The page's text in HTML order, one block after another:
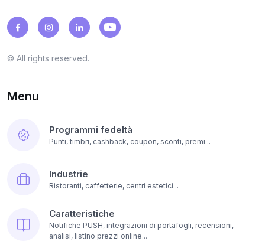
© All rights reserved.
Menu
Programmi fedeltà
Punti, timbri, cashback, coupon, sconti, premi...
Industrie
Ristoranti, caffetterie, centri estetici...
Caratteristiche
Notifiche PUSH, integrazioni di portafogli, recensioni,
analisi, listino prezzi online...